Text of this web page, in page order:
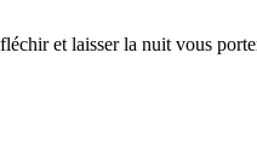
et laisser la nuit vous